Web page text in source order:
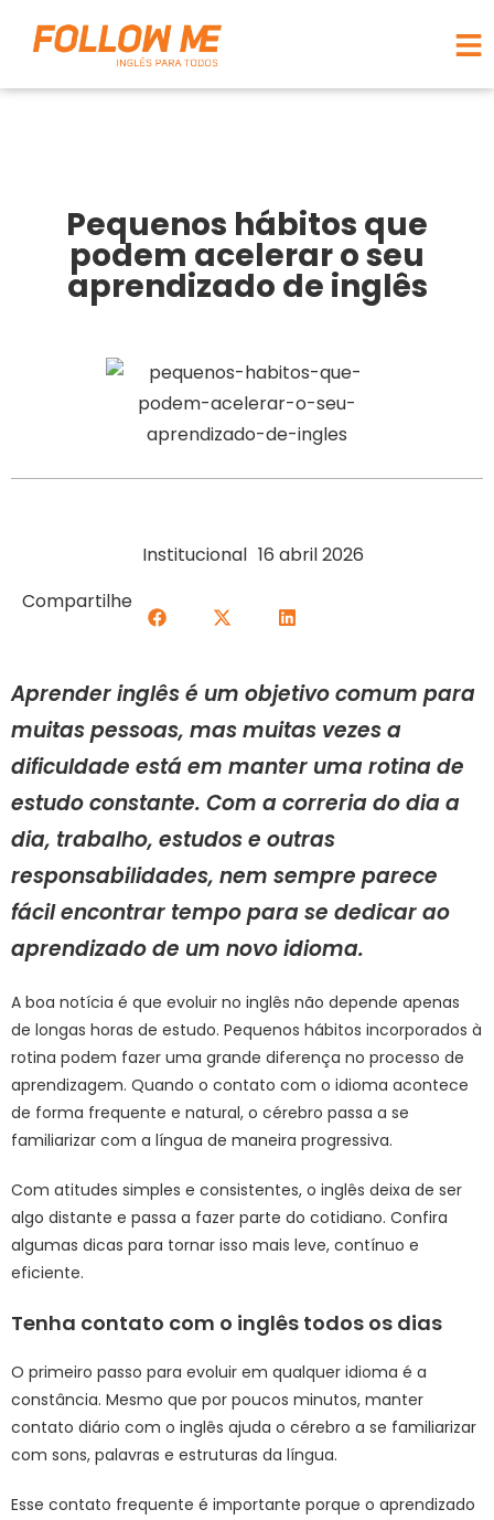
Pequenos hábitos que
podem acelerar o seu
aprendizado de inglês
Institucional 16 abril 2026
Compartilhe
Aprender inglês é um objetivo comum para
muitas pessoas, mas muitas vezes a
dificuldade está em manter uma rotina de
estudo constante. Com a correria do dia a
dia, trabalho, estudos e outras
responsabilidades, nem sempre parece
fácil encontrar tempo para se dedicar ao
aprendizado de um novo idioma.
A boa notícia é que evoluir no inglês não depende apenas
de longas horas de estudo. Pequenos hábitos incorporados à
rotina podem fazer uma grande diferença no processo de
aprendizagem. Quando o contato com o idioma acontece
de forma frequente e natural, o cérebro passa a se
familiarizar com a língua de maneira progressiva.
Com atitudes simples e consistentes, o inglês deixa de ser
algo distante e passa a fazer parte do cotidiano. Confira
algumas dicas para tornar isso mais leve, contínuo e
eficiente.
Tenha contato com o inglês todos os dias
O primeiro passo para evoluir em qualquer idioma é a
constância. Mesmo que por poucos minutos, manter
contato diário com o inglês ajuda o cérebro a se familiarizar
com sons, palavras e estruturas da língua.
Esse contato frequente é importante porque o aprendizado